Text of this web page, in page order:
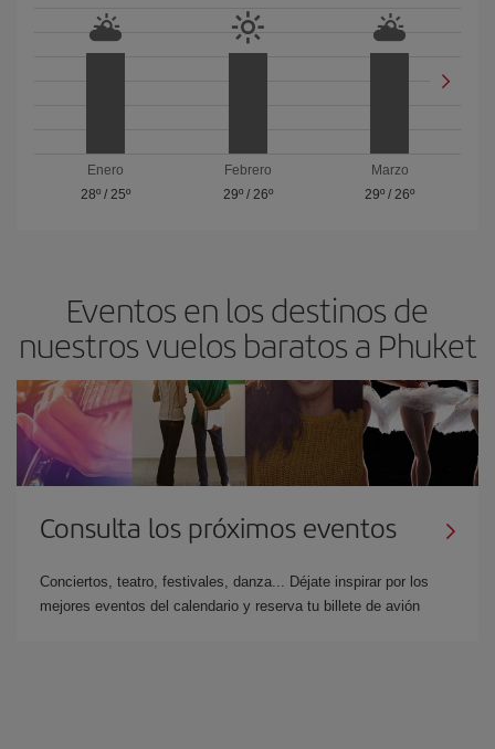
Enero
28º/ 25º
Febrero
29º/ 26º
Marzo
29º /26º
Eventos en los destinos de
nuestros vuelos baratos a Phuket
Consulta los próximos eventos
Conciertos, teatro, festivales, danza... Déjate inspirar por los
mejores eventos del calendario y reserva tu billete de avión